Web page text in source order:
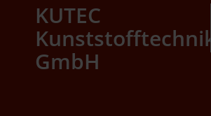
KUTEC
Kunststofftechnik
GmbH